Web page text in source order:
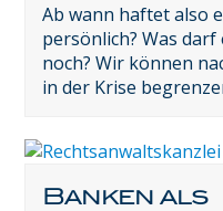
Ab wann haftet also
persönlich? Was
noch? Wir können
in der Krise
Banken als